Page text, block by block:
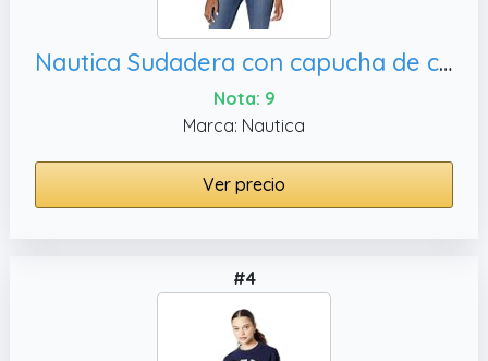
Nautica Sudadera con capucha de cuello dividido para mujer, XXL
Nota: 9
Marca: Nautica
Ver precio
#4